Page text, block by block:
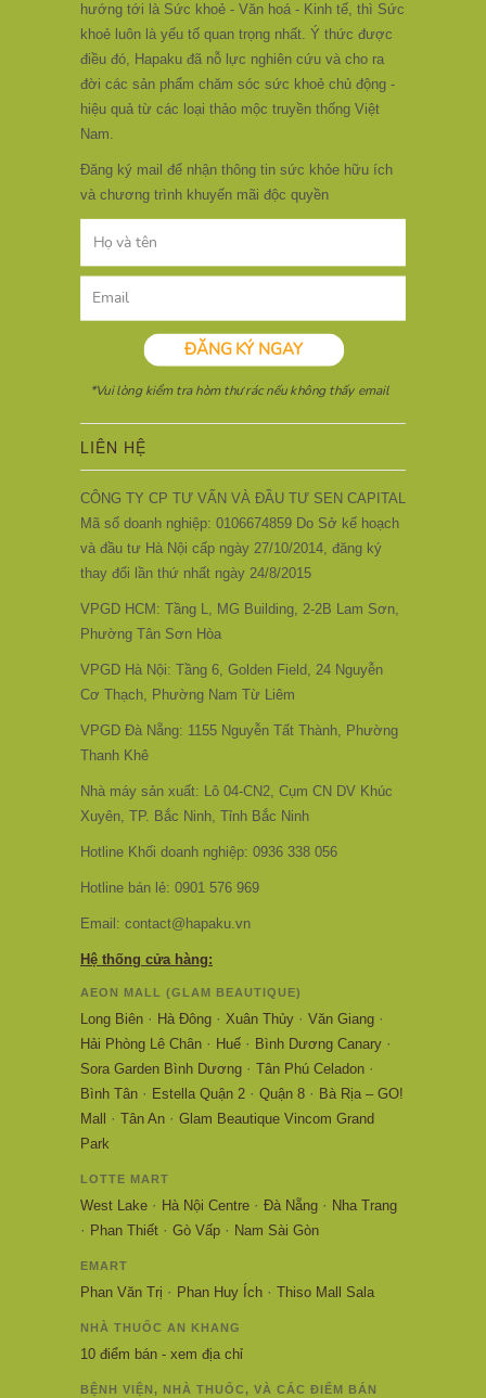
hướng tới là Sức khoẻ - Văn hoá - Kinh tế, thì Sức
khoẻ luôn là yếu tố quan trọng nhất. Ý thức được
điều đó, Hapaku đã nỗ lực nghiên cứu và cho ra
đời các sản phẩm chăm sóc sức khoẻ chủ động -
hiệu quả từ các loại thảo mộc truyền thống Việt
Nam.
Đăng ký mail để nhận thông tin sức khỏe hữu ích
và chương trình khuyến mãi độc quyền
LIÊN HỆ
CÔNG TY CP TƯ VẤN VÀ ĐẦU TƯ SEN CAPITAL
Mã số doanh nghiệp: 0106674859 Do Sở kế hoạch
và đầu tư Hà Nội cấp ngày 27/10/2014, đăng ký
thay đổi lần thứ nhất ngày 24/8/2015
VPGD HCM: Tầng L, MG Building, 2-2B Lam Sơn,
Phường Tân Sơn Hòa
VPGD Hà Nội: Tầng 6, Golden Field, 24 Nguyễn
Cơ Thạch, Phường Nam Từ Liêm
VPGD Đà Nẵng: 1155 Nguyễn Tất Thành, Phường
Thanh Khê
Nhà máy sản xuất: Lô 04-CN2, Cụm CN DV Khúc
Xuyên, TP. Bắc Ninh, Tỉnh Bắc Ninh
Hotline Khối doanh nghiệp: 0936 338 056
Hotline bán lẻ: 0901 576 969
Email: contact@hapaku.vn
Hệ thống cửa hàng:
AEON MALL (GLAM BEAUTIQUE)
Long Biên · Hà Đông · Xuân Thủy · Văn Giang ·
Hải Phòng Lê Chân · Huế · Bình Dương Canary ·
Sora Garden Bình Dương · Tân Phú Celadon ·
Bình Tân · Estella Quận 2 · Quận 8 · Bà Rịa – GO!
Mall
· Tân An · Glam Beautique Vincom Grand
Park
LOTTE MART
West Lake · Hà Nội Centre · Đà Nẵng · Nha Trang
· Phan Thiết · Gò Vấp · Nam Sài Gòn
EMART
Phan Văn Trị · Phan Huy Ích · Thiso Mall Sala
NHÀ THUỐC AN KHANG
10 điểm bán - xem địa chỉ
BỆNH VIỆN, NHÀ THUỐC, VÀ CÁC ĐIỂM BÁN